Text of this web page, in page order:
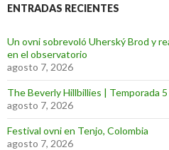
ENTRADAS RECIENTES
Un ovni sobrevoló Uherský Brod y
en el observatorio
agosto 7, 2026
The Beverly Hillbillies | Temporada
agosto 7, 2026
Festival ovni en Tenjo, Colombia
agosto 7, 2026